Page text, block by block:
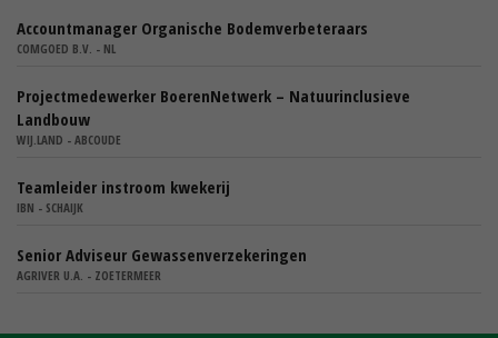
Accountmanager Organische Bodemverbeteraars
COMGOED B.V. - NL
Projectmedewerker BoerenNetwerk – Natuurinclusieve
Landbouw
WIJ.LAND - ABCOUDE
Teamleider instroom kwekerij
IBN - SCHAIJK
Senior Adviseur Gewassenverzekeringen
AGRIVER U.A. - ZOETERMEER